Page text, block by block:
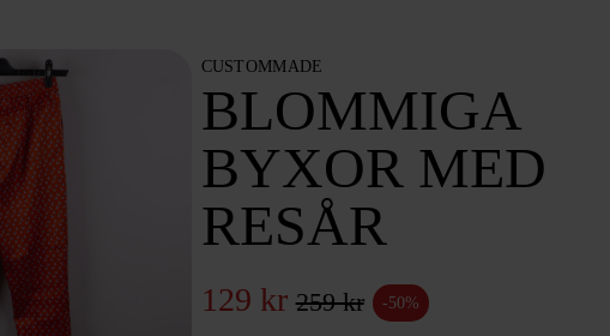
CUSTOMMADE
BLOMMIGA
BYXOR MED
RESÅR
129 kr 259 kr -50%